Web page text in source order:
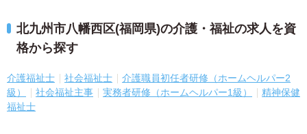
北九州市八幡西区(福岡県)の介護・福祉の求人を資
格から探す
介護福祉士 社会福祉士
介護職員初任者研修（ホームヘルパー2
級）
社会福祉主事 実務者研修（ホームヘルパー1級）
精神保健
福祉士